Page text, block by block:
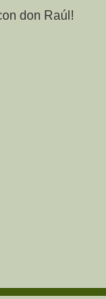
don Raúl!